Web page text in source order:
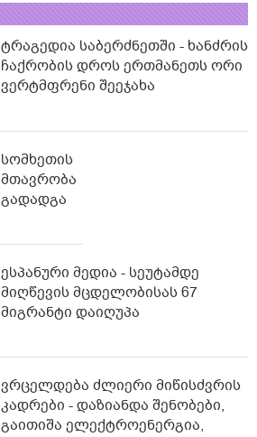
ტრაგედია საბერძნეთში - ხანძრის
ჩაქრობის დროს ერთმანეთს ორი
ვერტმფრენი შეეჯახა
სომხეთის
მთავრობა
გადადგა
ესპანური მედია - სეუტამდე
მიღწევის მცდელობისას 67
მიგრანტი დაიღუპა
ვრცელდება ძლიერი მიწისძვრის
კადრები - დაზიანდა შენობები,
გაითიშა ელექტროენერგია,